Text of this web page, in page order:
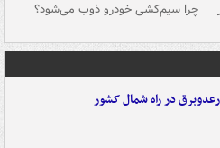
چرا سیم‌کشی خودرو ذوب می‌شود؟
رعدوبرق در راه شمال کشور